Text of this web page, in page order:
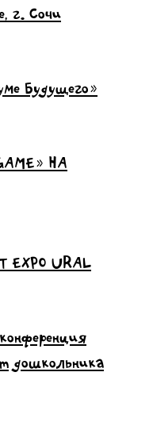
г. Сочи
Будущего»
НА
EXPO URAL
дошкольника